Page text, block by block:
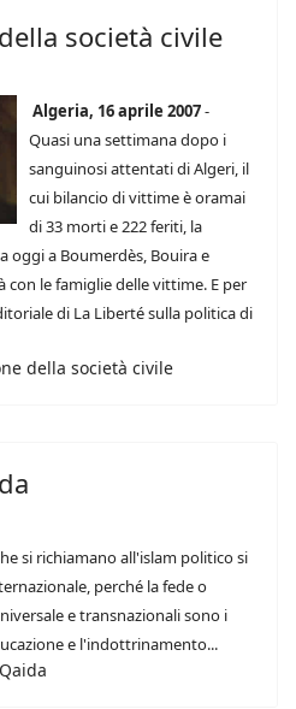
società civile
Algeria, 16 aprile 2007-
Quasi una settimana dopo i
sanguinosi attentati di Algeri, il
cui bilancio di vittime è oramai
di 33 morti e 222 feriti, la
oggi a Boumerdès, Bouira e
con le famiglie delle vittime. E per
di La Liberté sulla politica di
della società civile
si richiamano all'islam politico si
perché la fede o
e transnazionali sono i
e l'indottrinamento...